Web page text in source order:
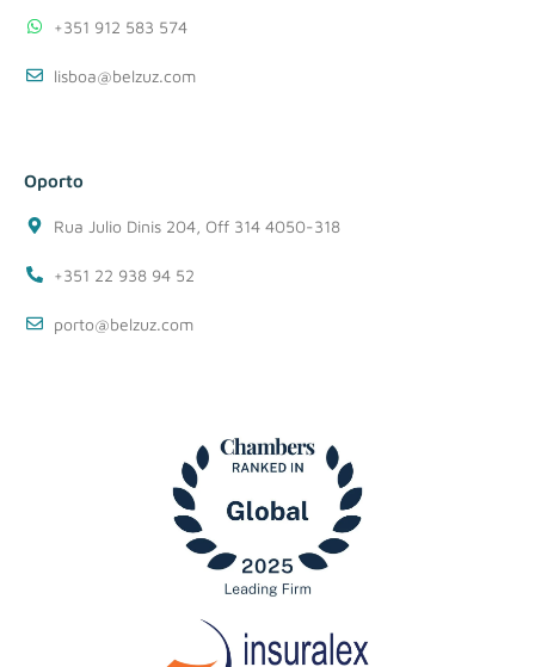
+351 912 583 574
lisboa@belzuz.com
Oporto
Rua Julio Dinis 204, Off 314 4050-318
+351 22 938 94 52
porto@belzuz.com